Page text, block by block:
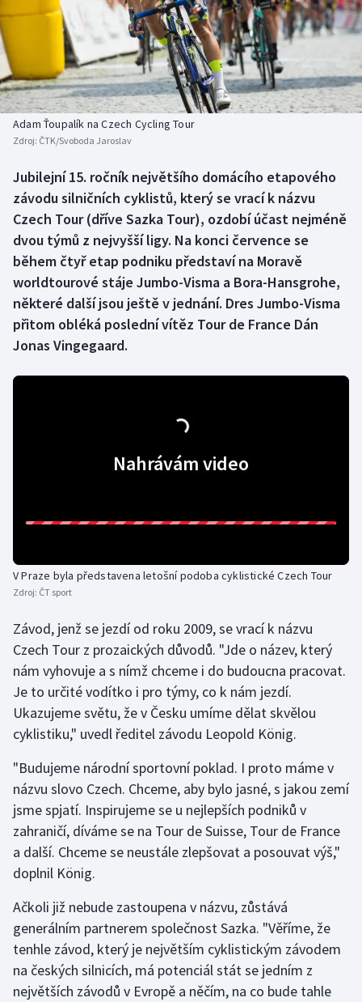
Boby a skeleton
Curling
Dostihy
Florbal
Futsal
Golf
Gymnastika
Házená
Lyže a snowboard
Motorsport
Olympijské hry
Parasport
Plavání
Ragby
Rychlobruslení
Rychlostní kanoistika
Short track
Sportovní střelba
Stolní tenis
AZ kvíz
Adam Ťoupalík na Czech Cycling Tour
Zdroj: ČTK/Svoboda Jaroslav
Jubilejní 15. ročník největšího domácího etapového
závodu silničních cyklistů, který se vrací k názvu
Czech Tour (dříve Sazka Tour), ozdobí účast nejméně
dvou týmů z nejvyšší ligy. Na konci července se
během čtyř etap podniku představí na Moravě
worldtourové stáje Jumbo-Visma a Bora-Hansgrohe,
některé další jsou ještě v jednání. Dres Jumbo-Visma
přitom obléká poslední vítěz Tour de France Dán
Jonas Vingegaard.
Nahrávám video
V Praze byla představena letošní podoba cyklistické Czech Tour
Zdroj: ČT sport
Závod, jenž se jezdí od roku 2009, se vrací k názvu
Czech Tour z prozaických důvodů. "Jde o název, který
nám vyhovuje a s nímž chceme i do budoucna pracovat.
Je to určité vodítko i pro týmy, co k nám jezdí.
Ukazujeme světu, že v Česku umíme dělat skvělou
cyklistiku," uvedl ředitel závodu Leopold König.
"Budujeme národní sportovní poklad. I proto máme v
názvu slovo Czech. Chceme, aby bylo jasné, s jakou zemí
jsme spjatí. Inspirujeme se u nejlepších podniků v
zahraničí, díváme se na Tour de Suisse, Tour de France
a další. Chceme se neustále zlepšovat a posouvat výš,"
doplnil König.
Ačkoli již nebude zastoupena v názvu, zůstává
generálním partnerem společnost Sazka. "Věříme, že
tenhle závod, který je největším cyklistickým závodem
na českých silnicích, má potenciál stát se jedním z
největších závodů v Evropě a něčím, na co bude tahle